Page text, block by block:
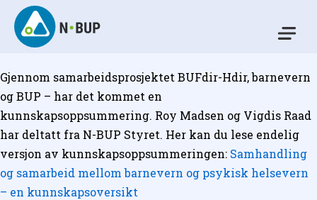
Skip
content
N-BUP
Gjennom samarbeidsprosjektet BUFdir-Hdir, barnevern
og BUP – har det kommet en
kunnskapsoppsummering. Roy Madsen og Vigdis Raad
har deltatt fra N-BUP Styret. Her kan du lese endelig
versjon av kunnskapsoppsummeringen: Samhandling
og samarbeid mellom barnevern og psykisk helsevern
– en kunnskapsoversikt